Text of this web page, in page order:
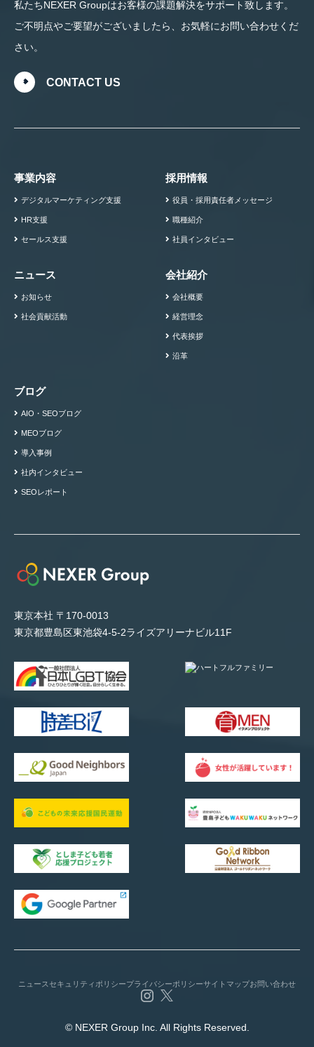
私たちNEXER Groupはお客様の課題解決をサポート致します。
ご不明点やご要望がございましたら、お気軽にお問い合わせくだ
さい。
CONTACT US
東京本社 〒170-0013
東京都豊島区東池袋4-5-2ライズアリーナビル11F
事業内容
デジタルマーケティング支援
HR支援
セールス支援
採用情報
役員・採用責任者メッセージ
職種紹介
社員インタビュー
ニュース
お知らせ
社会貢献活動
会社紹介
会社概要
経営理念
代表挨拶
沿革
ブログ
AIO・SEOブログ
MEOブログ
導入事例
社内インタビュー
SEOレポート
ニュース セキュリティポリシープライバシーポリシーサイトマップお問い合わせ
© NEXER Group Inc. All Rights Reserved.